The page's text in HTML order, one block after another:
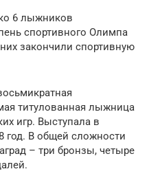
6 лыжников
спортивного Олимпа
закончили спортивную
титулованная лыжница
игр. Выступала в
год. В общей сложности
– три бронзы, четыре